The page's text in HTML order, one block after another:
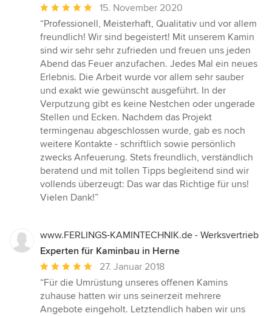
Durchschnittliche
Bewertung:
5
von
5
Sternen
15. November 2020
“Professionell, Meisterhaft, Qualitativ und vor allem
freundlich! Wir sind begeistert! Mit unserem Kamin
sind wir sehr sehr zufrieden und freuen uns jeden
Abend das Feuer anzufachen. Jedes Mal ein neues
Erlebnis. Die Arbeit wurde vor allem sehr sauber
und exakt wie gewünscht ausgeführt. In der
Verputzung gibt es keine Nestchen oder ungerade
Stellen und Ecken. Nachdem das Projekt
termingenau abgeschlossen wurde, gab es noch
weitere Kontakte - schriftlich sowie persönlich
zwecks Anfeuerung. Stets freundlich, verständlich
beratend und mit tollen Tipps begleitend sind wir
vollends überzeugt: Das war das Richtige für uns!
Vielen Dank!”
www.FERLINGS-KAMINTECHNIK.de - Werksvertrieb
Experten für Kaminbau in Herne
Durchschnittliche
Bewertung:
5
von
27. Januar 2018
“Für die Umrüstung unseres offenen Kamins
zuhause hatten wir uns seinerzeit mehrere
Angebote eingeholt. Letztendlich haben wir uns